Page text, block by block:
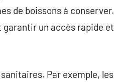
de boissons à conserver.
un accès rapide et
Par exemple, les